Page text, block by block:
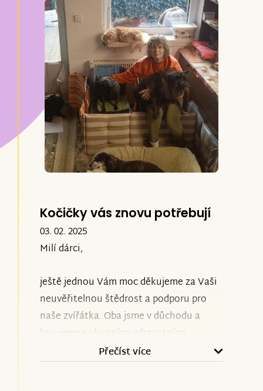
Kočičky vás znovu potřebují
03. 02. 2025
Milí dárci,
ještě jednou Vám moc děkujeme za Vaši
neuvěřitelnou štědrost a podporu pro
naše zvířátka. Oba jsme v důchodu a
bojujeme s vlastními zdravotními
problémy, takže bez Vaší podpory
Přečíst více